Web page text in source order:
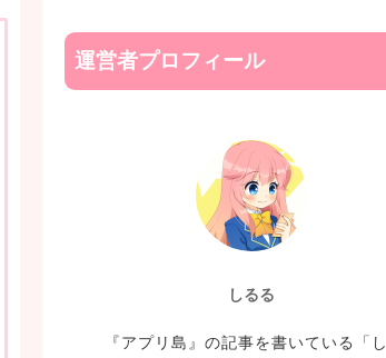
運営者プロフィール
しるる
『アプリ島』の記事を書いている「し